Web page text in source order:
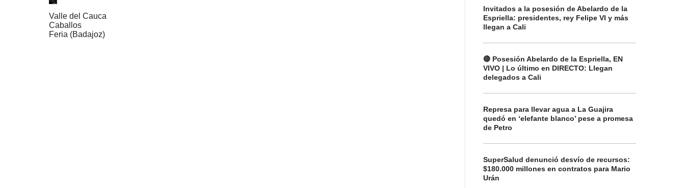
Valle del Cauca
Caballos
Feria (Badajoz)
Invitados a la posesión de Abelardo de la
Espriella: presidentes, rey Felipe VI y más
llegan a Cali
🔴 Posesión Abelardo de la Espriella, EN
VIVO | Lo último en DIRECTO: Llegan
delegados a Cali
Represa para llevar agua a La Guajira
quedó en ‘elefante blanco’ pese a promesa
de Petro
SuperSalud denunció desvío de recursos:
$180.000 millones en contratos para Mario
Urán